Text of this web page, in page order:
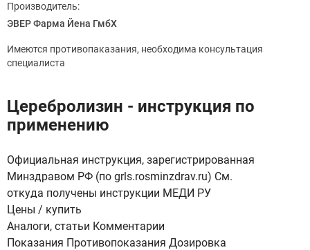
Производитель:
ЭВЕР Фарма Йена ГмбХ
Имеются противопаказания, необходима консультация
специалиста
Церебролизин - инструкция по
применению
Официальная инструкция, зарегистрированная
Минздравом РФ (по grls.rosminzdrav.ru) См.
откуда получены инструкции МЕДИ РУ
Цены / купить
Аналоги, статьи Комментарии
Показания Противопоказания Дозировка